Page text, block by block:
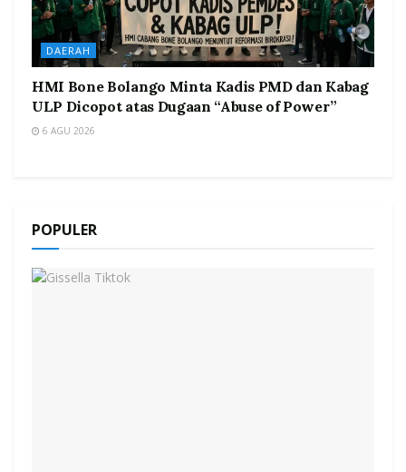
DAERAH
HMI Bone Bolango Minta Kadis PMD dan Kabag
ULP Dicopot atas Dugaan “Abuse of Power”
6 AGU 2026
POPULER